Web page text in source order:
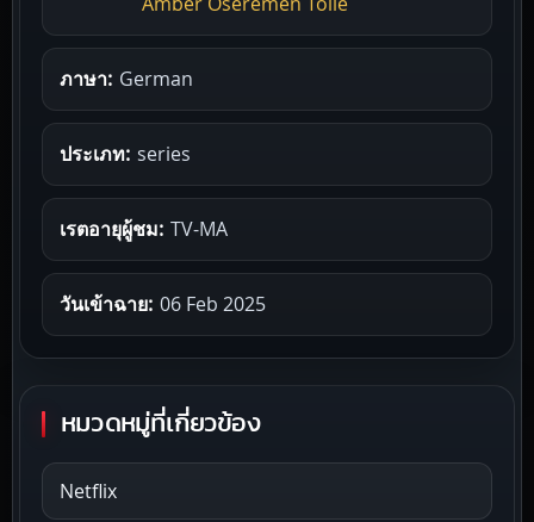
ภาษา: German
ประเภท: series
เรตอายุผู้ชม: TV-MA
วันเข้าฉาย: 06 Feb 2025
หมวดหมู่ที่เกี่ยวข้อง
Netflix